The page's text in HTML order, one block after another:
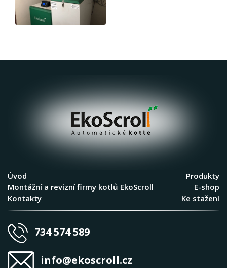
Úvod
Produkty
Montážní a revizní firmy kotlů EkoScroll
E-shop
Kontakty
Ke stažení
734 574 589
info@ekoscroll.cz